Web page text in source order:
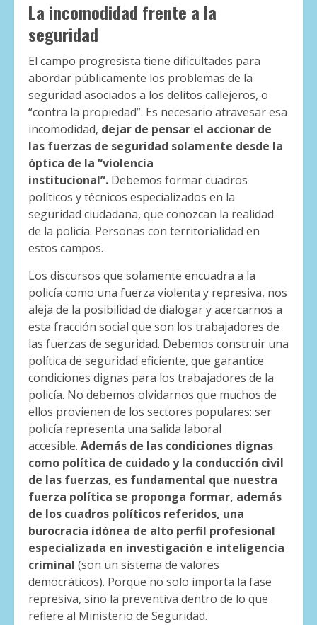
La incomodidad frente a la
seguridad
El campo progresista tiene dificultades para
abordar públicamente los problemas de la
seguridad asociados a los delitos callejeros, o
“contra la propiedad”. Es necesario atravesar esa
incomodidad, dejar de pensar el accionar de
las fuerzas de seguridad solamente desde la
óptica de la “violencia
institucional”. Debemos formar cuadros
políticos y técnicos especializados en la
seguridad ciudadana, que conozcan la realidad
de la policía. Personas con territorialidad en
estos campos.
Los discursos que solamente encuadra a la
policía como una fuerza violenta y represiva, nos
aleja de la posibilidad de dialogar y acercarnos a
esta fracción social que son los trabajadores de
las fuerzas de seguridad. Debemos construir una
política de seguridad eficiente, que garantice
condiciones dignas para los trabajadores de la
policía. No debemos olvidarnos que muchos de
ellos provienen de los sectores populares: ser
policía representa una salida laboral
accesible. Además de las condiciones dignas
como política de cuidado y la conducción civil
de las fuerzas, es fundamental que nuestra
fuerza política se proponga formar, además
de los cuadros políticos referidos, una
burocracia idónea de alto perfil profesional
especializada en investigación e inteligencia
criminal (son un sistema de valores
democráticos). Porque no solo importa la fase
represiva, sino la preventiva dentro de lo que
refiere al Ministerio de Seguridad.